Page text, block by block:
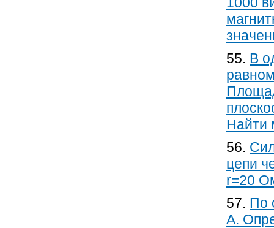
55. В
Найти
56.
цепи
r=20
57. По
А.